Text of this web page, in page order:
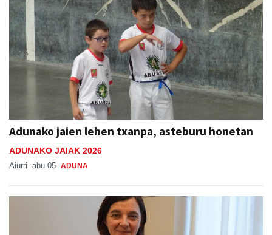
Adunako jaien lehen txanpa, asteburu honetan
ADUNAKO JAIAK 2026
Aiurri abu 05 ADUNA